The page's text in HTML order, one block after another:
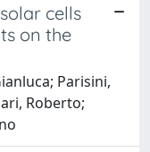
cells
on the
Parisini,
Roberto;